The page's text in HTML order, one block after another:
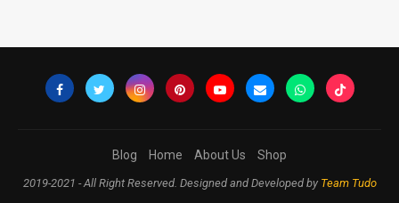
Blog Home About Us Shop
2019-2021 - All Right Reserved. Designed and Developed by Team Tudo